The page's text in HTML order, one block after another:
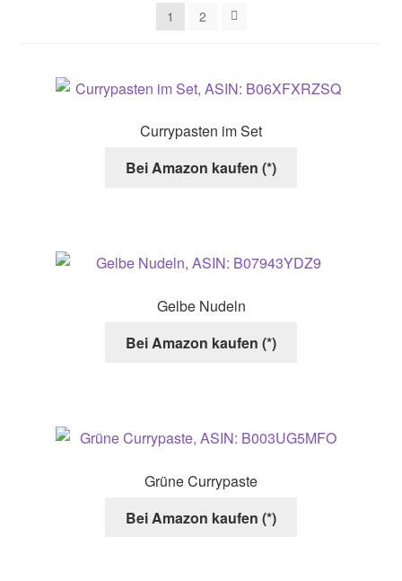
1 2
Currypasten im Set
Bei Amazon kaufen (*)
Gelbe Nudeln
Bei Amazon kaufen (*)
Grüne Currypaste
Bei Amazon kaufen (*)